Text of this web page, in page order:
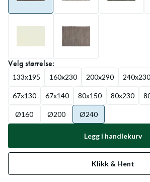
Velgstørrelse:
133x195 160x230 200x290 240x230
67x130 67x140 80x150 80x230
Ø160 Ø200 Ø240
Legg i handlekurv
Klikk & Hent